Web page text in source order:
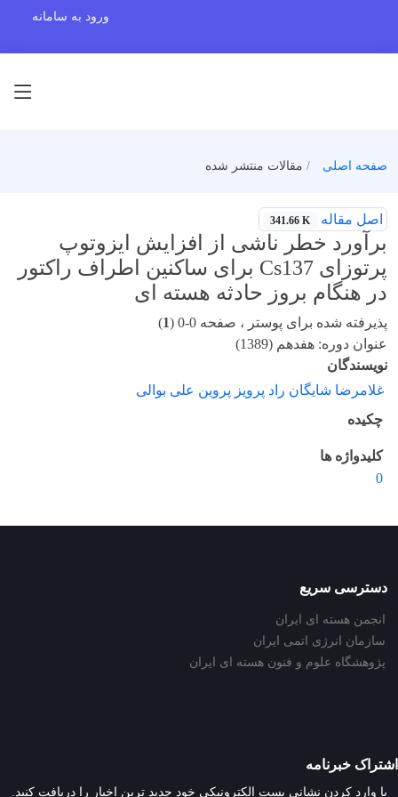
ورود به سامانه
صفحه اصلی مقالات منتشر شده
اصل مقاله 341.66 K
برآورد خطر ناشی از افزایش ایزوتوپ
پرتوزای Cs137 برای ساکنین اطراف راکتور
در هنگام بروز حادثه هسته ای
پذیرفته شده برای پوستر ، صفحه 0-0 ( 1
)
عنوان دوره: هفدهم (1389)
نویسندگان
غلامرضا شایگان راد پرویز پروین علی بوالی
چکیده
کلیدواژه ها
0
دسترسی سریع
انجمن هسته ای ایران
سازمان انرژی اتمی ایران
پژوهشگاه علوم و فنون هسته ای ایران
اشتراک خبرنامه
با وارد کردن نشانی پست الکترونیکی خود جدید ترین اخبار را دریافت کنید.